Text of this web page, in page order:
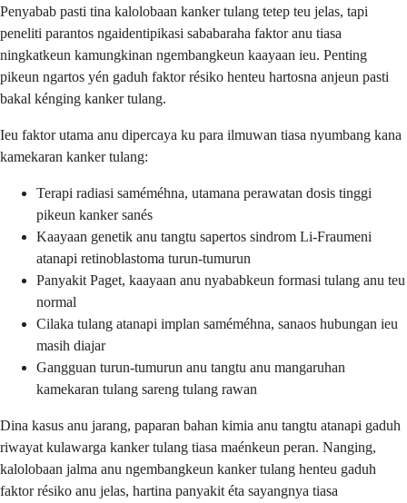
Penyabab pasti tina kalolobaan kanker tulang tetep teu jelas, tapi
peneliti parantos ngaidentipikasi sababaraha faktor anu tiasa
ningkatkeun kamungkinan ngembangkeun kaayaan ieu. Penting
pikeun ngartos yén gaduh faktor résiko henteu hartosna anjeun pasti
bakal kénging kanker tulang.
Ieu faktor utama anu dipercaya ku para ilmuwan tiasa nyumbang kana
kamekaran kanker tulang:
Terapi radiasi saméméhna, utamana perawatan dosis tinggi
pikeun kanker sanés
Kaayaan genetik anu tangtu sapertos sindrom Li-Fraumeni
atanapi retinoblastoma turun-tumurun
Panyakit Paget, kaayaan anu nyababkeun formasi tulang anu teu
normal
Cilaka tulang atanapi implan saméméhna, sanaos hubungan ieu
masih diajar
Gangguan turun-tumurun anu tangtu anu mangaruhan
kamekaran tulang sareng tulang rawan
Dina kasus anu jarang, paparan bahan kimia anu tangtu atanapi gaduh
riwayat kulawarga kanker tulang tiasa maénkeun peran. Nanging,
kalolobaan jalma anu ngembangkeun kanker tulang henteu gaduh
faktor résiko anu jelas, hartina panyakit éta sayangnya tiasa